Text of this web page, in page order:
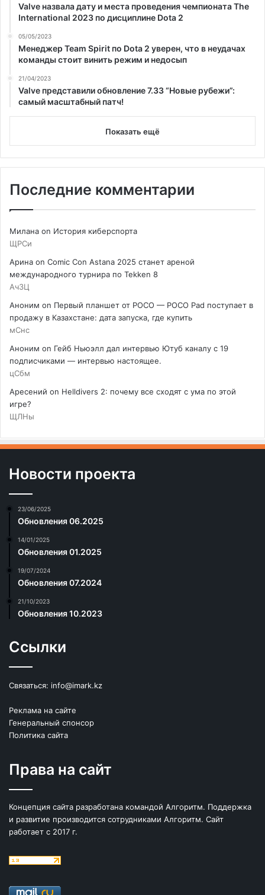
Valve назвала дату и места проведения чемпионата The
International 2023 по дисциплине Dota 2
05/05/2023
Менеджер Team Spirit по Dota 2 уверен, что в неудачах
команды стоит винить режим и недосып
21/04/2023
Valve представили обновление 7.33 “Новые рубежи”:
самый масштабный патч!
Показать ещё
Последние комментарии
Милана on История киберспорта
ЩРСи
Арина on Comic Con Astana 2025 станет ареной
международного турнира по Tekken 8
АчЗЦ
Аноним on Первый планшет от POCO — POCO Pad поступает в
продажу в Казахстане: дата запуска, где купить
мСнс
Аноним on Гейб Ньюэлл дал интервью Ютуб каналу с 19
подписчиками — интервью настоящее.
цСбм
Аресений on Helldivers 2: почему все сходят с ума по этой
игре?
ЩЛНы
Новости проекта
23/06/2025
Обновления 06.2025
14/01/2025
Обновления 01.2025
19/07/2024
Обновления 07.2024
21/10/2023
Обновления 10.2023
Ссылки
Связаться: info@imark.kz
Реклама на сайте
Генеральный спонсор
Политика сайта
Права на сайт
Концепция сайта разработана командой Алгоритм. Поддержка
и развитие производится сотрудниками Алгоритм. Сайт
работает с 2017 г.